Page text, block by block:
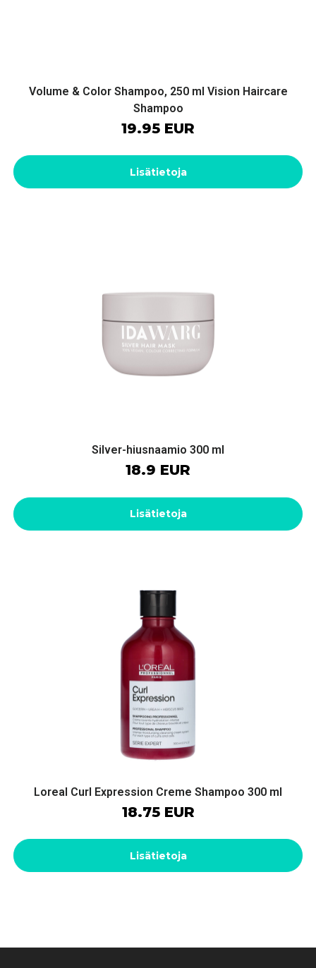
Volume & Color Shampoo, 250 ml Vision Haircare
Shampoo
19.95 EUR
Lisätietoja
Silver-hiusnaamio 300 ml
18.9 EUR
Lisätietoja
Loreal Curl Expression Creme Shampoo 300 ml
18.75 EUR
Lisätietoja